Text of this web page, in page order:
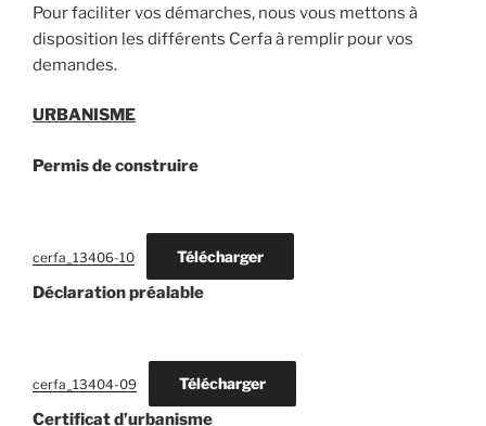
Pour faciliter vos démarches, nous vous mettons à
disposition les différents Cerfa à remplir pour vos
demandes.
URBANISME
Permis de construire
cerfa_13406-10 Télécharger
Déclaration préalable
cerfa_13404-09 Télécharger
Certificat d’urbanisme